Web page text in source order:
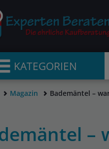
KATEGORIEN
Magazin Bademäntel –
–